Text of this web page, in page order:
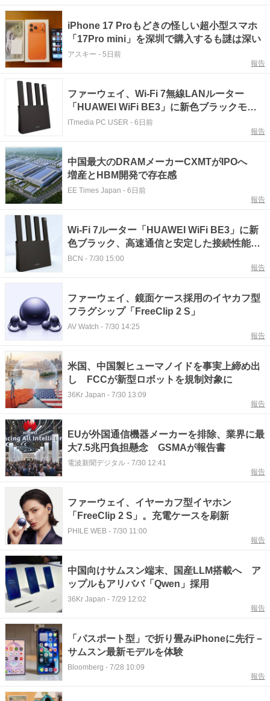
iPhone 17 Proもどきの怪しい超小型スマホ
「17Pro mini」を深圳で購入するも謎は深い
アスキー - 5日前
報告
ファーウェイ、Wi-Fi 7無線LANルーター
「HUAWEI WiFi BE3」に新色ブラックモデ
ルを追加
ITmedia PC USER - 6日前
報告
中国最大のDRAMメーカーCXMTがIPOへ
増産とHBM開発で存在感
EE Times Japan - 6日前
報告
Wi-Fi 7ルーター「HUAWEI WiFi BE3」に新
色ブラック、高速通信と安定した接続性能を
手頃な価格で
BCN - 7/30 15:00
報告
ファーウェイ、鏡面ケース採用のイヤカフ型
フラグシップ「FreeClip 2 S」
AV Watch - 7/30 14:25
報告
米国、中国製ヒューマノイドを事実上締め出
し FCCが新型ロボットを規制対象に
36Kr Japan - 7/30 13:09
報告
EUが外国通信機器メーカーを排除、業界に最
大7.5兆円負担懸念 GSMAが報告書
電波新聞デジタル - 7/30 12:41
報告
ファーウェイ、イヤーカフ型イヤホン
「FreeClip 2 S」。充電ケースを刷新
PHILE WEB - 7/30 11:00
報告
中国向けサムスン端末、国産LLM搭載へ ア
ップルもアリババ「Qwen」採用
36Kr Japan - 7/29 12:02
報告
「パスポート型」で折り畳みiPhoneに先行－
サムスン最新モデルを体験
Bloomberg - 7/28 10:09
報告